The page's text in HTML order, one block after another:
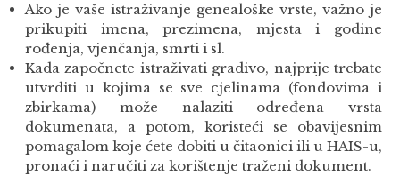
Ako je vaše istraživanje genealoške vrste, važno je
prikupiti imena, prezimena, mjesta i godine
rođenja, vjenčanja, smrti i sl.
Kada započnete istraživati gradivo, najprije trebate
utvrditi u kojima se sve cjelinama (fondovima i
zbirkama) može nalaziti određena vrsta
dokumenata, a potom, koristeći se obavijesnim
pomagalom koje ćete dobiti u čitaonici ili u HAIS-u,
pronaći i naručiti za korištenje traženi dokument.